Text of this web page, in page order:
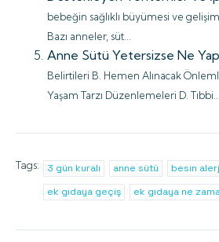
bebeğin sağlıklı büyümesi ve
Bazı anneler, süt...
Anne Sütü Yetersizse Ne
Belirtileri B. Hemen Alınacak
Yaşam Tarzı Düzenlemeleri D. Tıbbi...
Tags: 3 gün kuralı anne sütü besin
ek gıdaya geçiş
ek gıdaya ne